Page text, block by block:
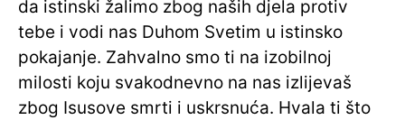
da istinski žalimo zbog naših djela protiv
tebe i vodi nas Duhom Svetim u istinsko
pokajanje. Zahvalno smo ti na izobilnoj
milosti koju svakodnevno na nas izlijevaš
zbog Isusove smrti i uskrsnuća. Hvala ti što